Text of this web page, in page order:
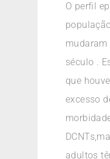
O perfil
século .
que
excesso
adultos